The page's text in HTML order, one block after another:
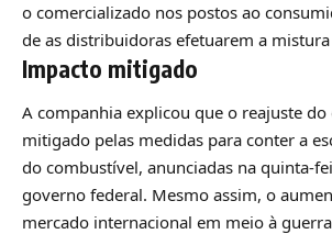
o comercializado nos postos ao
de as distribuidoras efetuarem a
Impacto mitigado
A companhia explicou que o reajuste do
mitigado pelas medidas para conter a
do combustível, anunciadas na quinta-
governo federal. Mesmo assim, o
mercado internacional em meio à